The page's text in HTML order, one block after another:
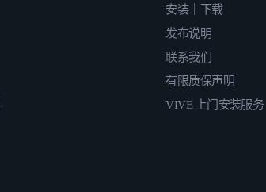
安装｜下载
发布说明
联系我们
有限质保声明
VIVE 上门安装服务